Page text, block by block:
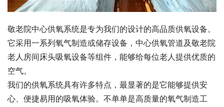
敬老院中心供氧系统是专为我们的设计的高品质供氧设备。
它采用一系列氧气制造或储存设备，中心供氧管道及敬老院
老人房间床头吸氧设备等组件，能够给每位老人提供优质的
空气。
我们的供氧系统具有许多特点，最显著的是它能够提供安
心、便捷易用的吸氧体验。不单单是高质量的氧气制造工